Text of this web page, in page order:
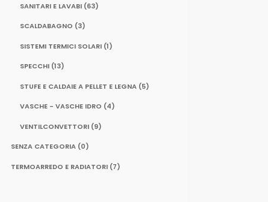
SANITARI E LAVABI (63)
SCALDABAGNO (3)
SISTEMI TERMICI SOLARI (1)
SPECCHI (13)
STUFE E CALDAIE A PELLET E LEGNA (5)
VASCHE - VASCHE IDRO (4)
VENTILCONVETTORI (9)
SENZA CATEGORIA (0)
TERMOARREDO E RADIATORI (7)